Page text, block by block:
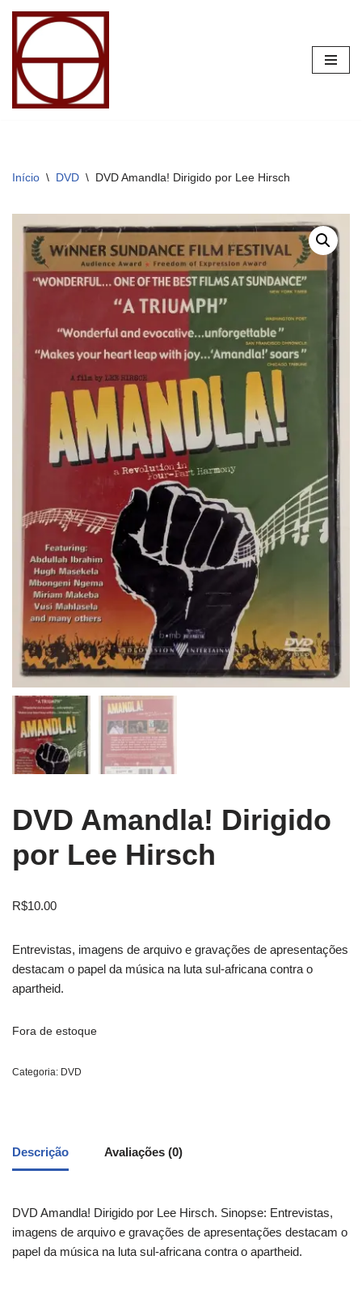
Pular
para
conteúdo
Início \ DVD \ DVD Amandla! Dirigido por Lee Hirsch
DVD Amandla! Dirigido
por Lee Hirsch
R$10.00
Entrevistas, imagens de arquivo e gravações de apresentações
destacam o papel da música na luta sul-africana contra o
apartheid.
Fora de estoque
Categoria: DVD
Descrição Avaliações (0)
DVD Amandla! Dirigido por Lee Hirsch. Sinopse: Entrevistas,
imagens de arquivo e gravações de apresentações destacam o
papel da música na luta sul-africana contra o apartheid.